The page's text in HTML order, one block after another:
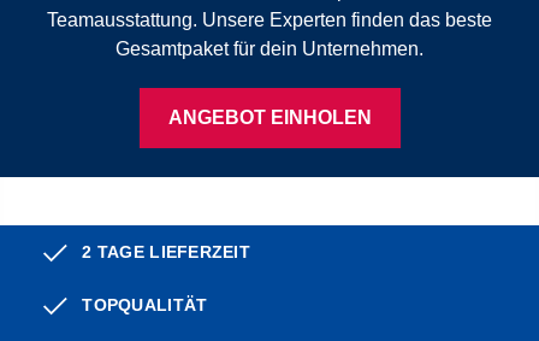
Teamausstattung. Unsere Experten finden das beste
Gesamtpaket für dein Unternehmen.
ANGEBOT EINHOLEN
2 TAGE LIEFERZEIT
TOPQUALITÄT